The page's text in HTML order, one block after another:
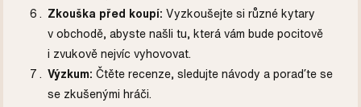
Zkouška před koupí: Vyzkoušejte si různé kytary
v obchodě, abyste našli tu, která vám bude pocitově
i zvukově nejvíc vyhovovat.
Výzkum: Čtěte recenze, sledujte návody a poraďte se
se zkušenými hráči.